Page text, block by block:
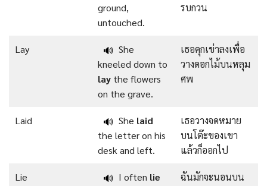
ground,
untouched.
รบกวน
Lay 🔊 She
kneeled down to
lay the flowers
on the grave.
เธอคุกเข่าลงเพื่อ
วางดอกไม้บนหลุม
ศพ
Laid 🔊 She laid
the letter on his
desk and left.
เธอวางจดหมาย
บนโต๊ะของเขา
แล้วก็ออกไป
Lie 🔊 I often lie
ฉันมักจะนอนบน